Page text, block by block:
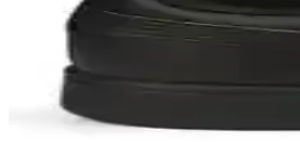
Slazenger Adelbert ve Adria modelleri
Salomon Outrıse Erkek
Salomon Outrıse erkek outdoor